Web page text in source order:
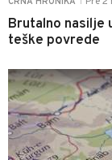
Brutalno nasilje
teške povrede